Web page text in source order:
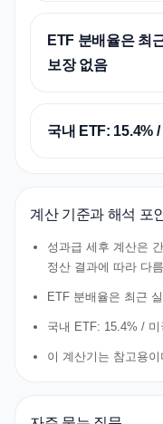
ETF 분배율은 최
보장 없음
국내 ETF: 15.4%
계산 기준과 해석 포
성과급 세후 계산은
정산 결과에 따라 다름
ETF 분배율은 최근
국내 ETF: 15.4% /
이 계산기는 참고용